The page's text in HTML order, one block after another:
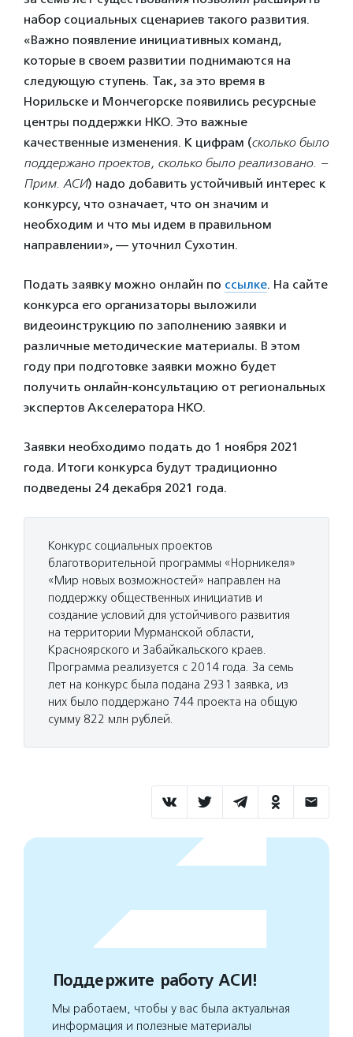
набор социальных сценариев такого развития.
«Важно появление инициативных команд,
которые в своем развитии поднимаются на
следующую ступень. Так, за это время в
Норильске и Мончегорске появились ресурсные
центры поддержки НКО. Это важные
качественные изменения. К цифрам (сколько было
поддержано проектов, сколько было реализовано. –
Прим. АСИ) надо добавить устойчивый интерес к
конкурсу, что означает, что он значим и
необходим и что мы идем в правильном
направлении», — уточнил Сухотин.
Подать заявку можно онлайн по ссылке. На сайте
конкурса его организаторы выложили
видеоинструкцию по заполнению заявки и
различные методические материалы. В этом
году при подготовке заявки можно будет
получить онлайн-консультацию от региональных
экспертов Акселератора НКО.
Заявки необходимо подать до 1 ноября 2021
года. Итоги конкурса будут традиционно
подведены 24 декабря 2021 года.
Конкурс социальных проектов
благотворительной программы «Норникеля»
«Мир новых возможностей» направлен на
поддержку общественных инициатив и
создание условий для устойчивого развития
на территории Мурманской области,
Красноярского и Забайкальского краев.
Программа реализуется с 2014 года. За семь
лет на конкурс была подана 2931 заявка, из
них было поддержано 744 проекта на общую
сумму 822 млн рублей.
Поддержите работу АСИ!
Мы работаем, чтобы у вас была актуальная
информация и полезные материалы